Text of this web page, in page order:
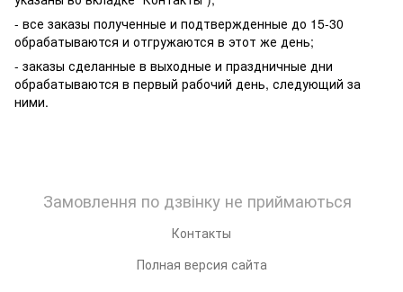
- все заказы полученные и подтвержденные до 15-30
обрабатываются и отгружаются в этот же день;
- заказы сделанные в выходные и праздничные дни
обрабатываются в первый рабочий день, следующий за
ними.
Замовлення по дзвінку не приймаються
Контакты
Полная версия сайта